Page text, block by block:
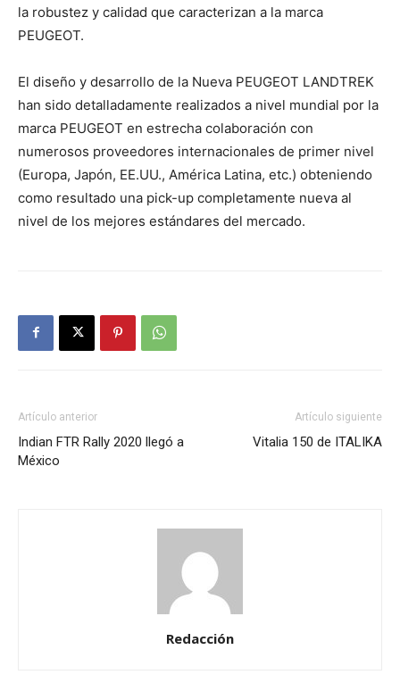
la robustez y calidad que caracterizan a la marca
PEUGEOT.
El diseño y desarrollo de la Nueva PEUGEOT LANDTREK
han sido detalladamente realizados a nivel mundial por la
marca PEUGEOT en estrecha colaboración con
numerosos proveedores internacionales de primer nivel
(Europa, Japón, EE.UU., América Latina, etc.) obteniendo
como resultado una pick-up completamente nueva al
nivel de los mejores estándares del mercado.
Artículo anterior
Indian FTR Rally 2020 llegó a
México
Artículo siguiente
Vitalia 150 de ITALIKA
Redacción